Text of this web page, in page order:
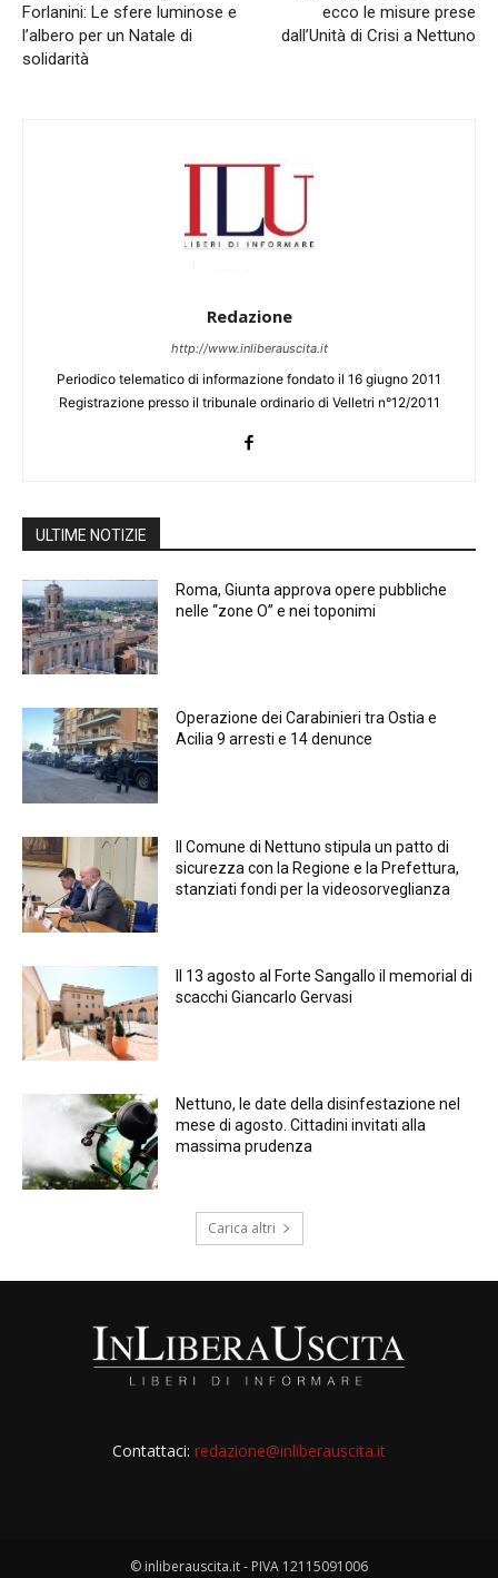
Forlanini: Le sfere luminose e
l’albero per un Natale di
solidarità
ecco le misure prese
dall’Unità di Crisi a Nettuno
Redazione
http://www.inliberauscita.it
Periodico telematico di informazione fondato il 16 giugno 2011
Registrazione presso il tribunale ordinario di Velletri n°12/2011
ULTIME NOTIZIE
Roma, Giunta approva opere pubbliche
nelle “zone O” e nei toponimi
Operazione dei Carabinieri tra Ostia e
Acilia 9 arresti e 14 denunce
Il Comune di Nettuno stipula un patto di
sicurezza con la Regione e la Prefettura,
stanziati fondi per la videosorveglianza
Il 13 agosto al Forte Sangallo il memorial di
scacchi Giancarlo Gervasi
Nettuno, le date della disinfestazione nel
mese di agosto. Cittadini invitati alla
massima prudenza
Carica altri
Contattaci: redazione@inliberauscita.it
© inliberauscita.it - PIVA 12115091006